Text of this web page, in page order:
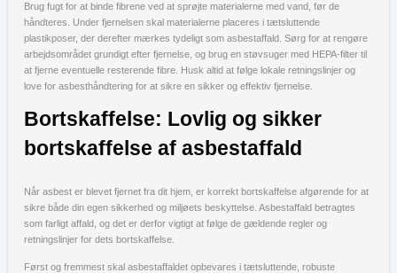
Brug fugt for at binde fibrene ved at sprøjte materialerne med vand, før de
håndteres. Under fjernelsen skal materialerne placeres i tætsluttende
plastikposer, der derefter mærkes tydeligt som asbestaffald. Sørg for at rengøre
arbejdsområdet grundigt efter fjernelse, og brug en støvsuger med HEPA-filter til
at fjerne eventuelle resterende fibre. Husk altid at følge lokale retningslinjer og
love for asbesthåndtering for at sikre en sikker og effektiv fjernelse.
Bortskaffelse: Lovlig og sikker
bortskaffelse af asbestaffald
Når asbest er blevet fjernet fra dit hjem, er korrekt bortskaffelse afgørende for at
sikre både din egen sikkerhed og miljøets beskyttelse. Asbestaffald betragtes
som farligt affald, og det er derfor vigtigt at følge de gældende regler og
retningslinjer for dets bortskaffelse.
Først og fremmest skal asbestaffaldet opbevares i tætsluttende, robuste